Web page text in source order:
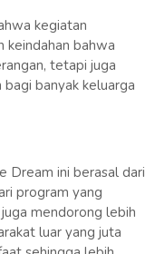
kegiatan
keindahan bahwa
tetapi juga
banyak keluarga
Dream ini berasal dari
program yang
mendorong lebih
luar yang juta